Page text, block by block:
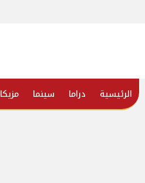
الرئيسية دراما سينما مزيكا